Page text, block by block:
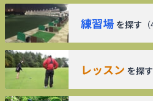
練習場 を探す （
レッスン を探す